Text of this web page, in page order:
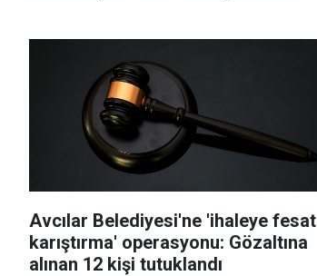
Avcılar Belediyesi'ne 'ihaleye fesat
karıştırma' operasyonu: Gözaltına
alınan 12 kişi tutuklandı